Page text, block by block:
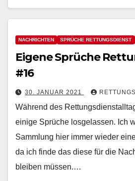
NACHRICHTEN SPRÜCHE RETTUNGSDIENST
Eigene Sprüche
#16
30. JANUAR 2021
Während des
einige Sprüche losgelassen. Ich
Sammlung hier immer wieder
da ich finde das diese für die
bleiben müssen.…